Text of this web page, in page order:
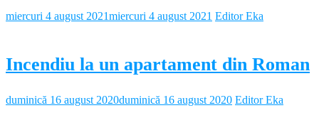
miercuri 4 august 2021miercuri 4 august 2021 Editor Eka
Incendiu la un apartament din Roman
duminică 16 august 2020duminică 16 august 2020 Editor Eka